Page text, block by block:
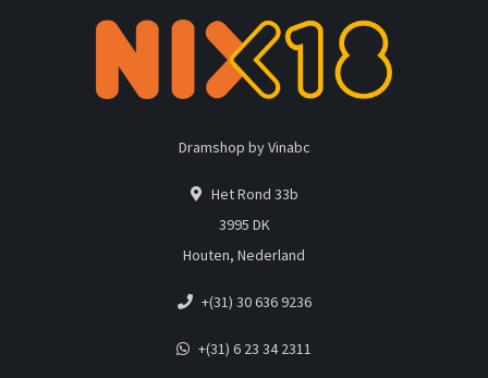
Dramshop by Vinabc
Het Rond 33b
3995 DK
Houten, Nederland
+(31) 30 636 9236
+(31) 6 23 34 2311